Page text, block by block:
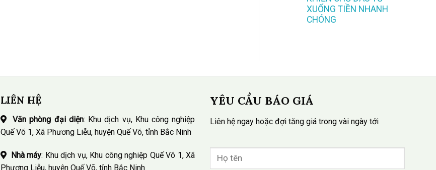
XUỐNG TIỀN NHANH
CHÓNG
LIÊN HỆ
Văn phòng đại diện: Khu dịch vụ, Khu công nghiệp
Quế Võ 1, Xã Phương Liễu, huyện Quế Võ, tỉnh Bắc Ninh
Nhà máy: Khu dịch vụ, Khu công nghiệp Quế Võ 1, Xã
Phương Liễu, huyện Quế Võ, tỉnh Bắc Ninh
YÊU CẦU BÁO GIÁ
Liên hệ ngay hoặc đợi tăng giá trong vài ngày tới